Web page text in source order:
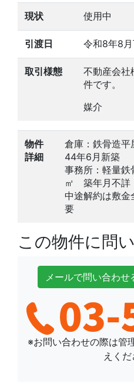
現状 使用中
引渡日 令和8年8
取引様態
不動産会社
件です。
媒介
物件
詳細
倉庫：鉄骨造
44年6月新築
事務所：軽量
㎡ 築年月不詳
中途解約は敷金
要
この物件に問
メールで問い合わせ
※お問い合わせの際は管
えくだ